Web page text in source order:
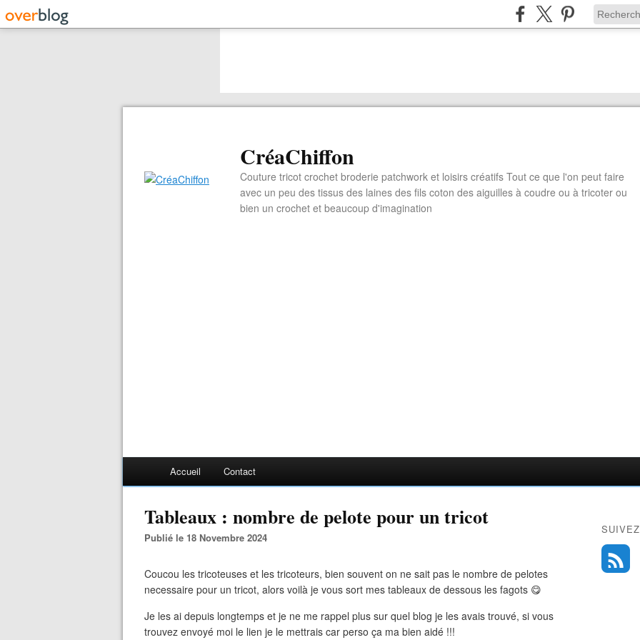
CréaChiffon
Couture tricot crochet broderie patchwork et loisirs créatifs Tout ce que l'on peut faire
avec un peu des tissus des laines des fils coton des aiguilles à coudre ou à tricoter ou
bien un crochet et beaucoup d'imagination
Accueil Contact
Tableaux : nombre de pelote pour un tricot
Publié le 18 Novembre 2024
Coucou les tricoteuses et les tricoteurs, bien souvent on ne sait pas le nombre de pelotes
necessaire pour un tricot, alors voilà je vous sort mes tableaux de dessous les fagots 😋
Je les ai depuis longtemps et je ne me rappel plus sur quel blog je les avais trouvé, si vous
trouvez envoyé moi le lien je le mettrais car perso ça ma bien aidé !!!